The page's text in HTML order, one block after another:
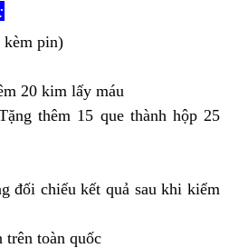
kèm pin)
20 kim lấy máu
thêm 15 que thành hộp 25
đối chiếu kết quả sau khi kiểm
trên toàn quốc